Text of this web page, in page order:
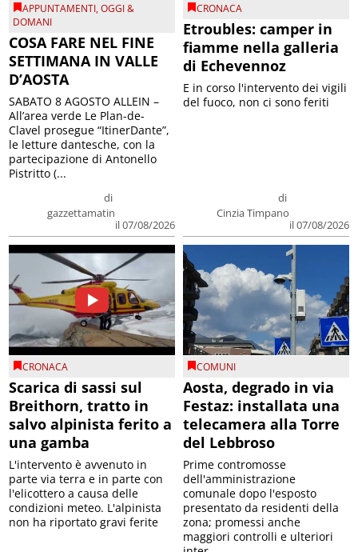
APPUNTAMENTI,OGGI &
DOMANI
COSA FARE NEL FINE
SETTIMANA IN VALLE
D’AOSTA
di
gazzettamatin
il 07/08/2026
SABATO 8 AGOSTO ALLEIN –
All’area verde Le Plan-de-
Clavel prosegue “ItinerDante”,
le letture dantesche, con la
partecipazione di Antonello
Pistritto (...
CRONACA
Etroubles: camper in
fiamme nella galleria
di Echevennoz
di
Cinzia Timpano
il 07/08/2026
E in corso l'intervento dei vigili
del fuoco, non ci sono feriti
CRONACA
Scarica di sassi sul
Breithorn, tratto in
salvo alpinista ferito a
una gamba
L'intervento è avvenuto in
parte via terra e in parte con
l'elicottero a causa delle
condizioni meteo. L'alpinista
non ha riportato gravi ferite
COMUNI
Aosta, degrado in via
Festaz: installata una
telecamera alla Torre
del Lebbroso
Prime contromosse
dell'amministrazione
comunale dopo l'esposto
presentato da residenti della
zona; promessi anche
maggiori controlli e ulteriori